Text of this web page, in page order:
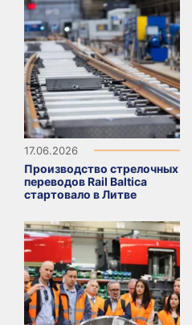
17.06.2026
Производство стрелочных
переводов Rail Baltica
стартовало в Литве